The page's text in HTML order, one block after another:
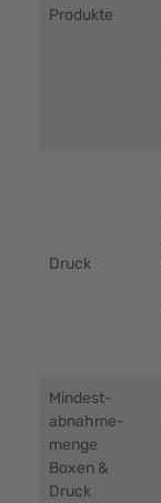
Produkte
Druck
Mindest-
abnahme-
menge
Boxen &
Druck